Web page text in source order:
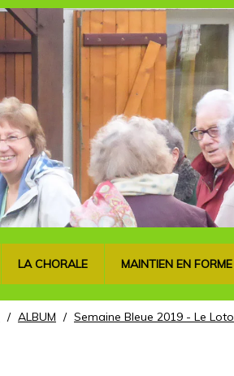
LA CHORALE MAINTIEN EN FORME
/ ALBUM / Semaine Bleue 2019 - Le Loto